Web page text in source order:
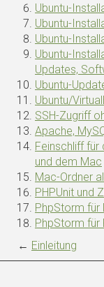
Ubuntu-
Ubuntu-
Ubuntu-
Ubuntu-
Updates,
Ubuntu-
Ubuntu/
SSH-Zugriff
Apache,
Feinschliff für
und dem Mac
Mac-Ordner
PHPUnit und
PhpStorm für
PhpStorm für
← Einleitung